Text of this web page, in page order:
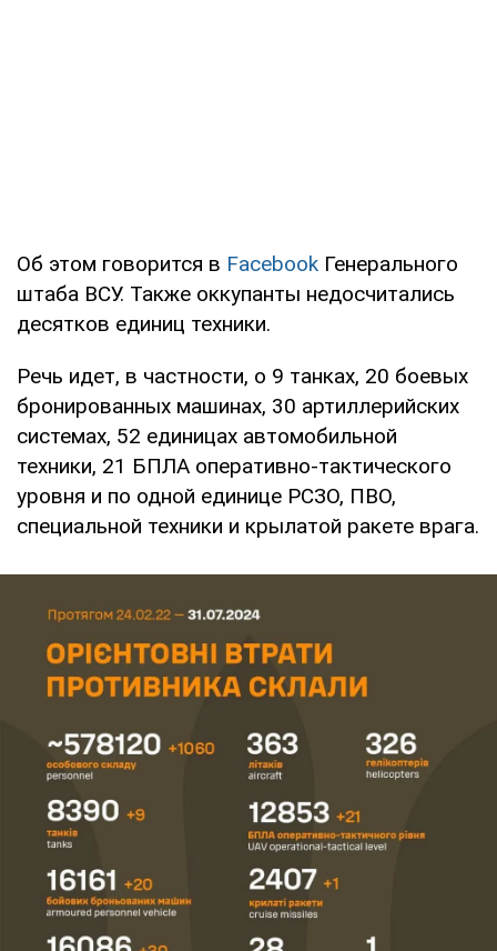
Об этом говорится в Facebook Генерального
штаба ВСУ. Также оккупанты недосчитались
десятков единиц техники.
Речь идет, в частности, о 9 танках, 20 боевых
бронированных машинах, 30 артиллерийских
системах, 52 единицах автомобильной
техники, 21 БПЛА оперативно-тактического
уровня и по одной единице РСЗО, ПВО,
специальной техники и крылатой ракете врага.